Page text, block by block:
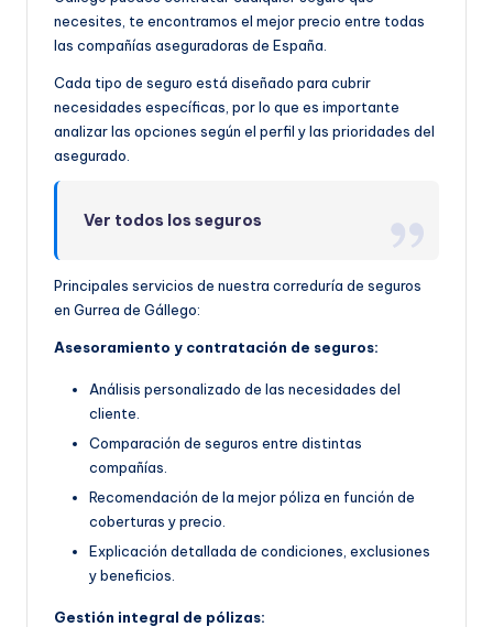
necesites, te encontramos el mejor precio entre todas
las compañías aseguradoras de España.
Cada tipo de seguro está diseñado para cubrir
necesidades específicas, por lo que es importante
analizar las opciones según el perfil y las prioridades del
asegurado.
Ver todos los seguros
Principales servicios de nuestra correduría de seguros
en Gurrea de Gállego:
Asesoramiento y contratación de seguros:
Análisis personalizado de las necesidades del
cliente.
Comparación de seguros entre distintas
compañías.
Recomendación de la mejor póliza en función de
coberturas y precio.
Explicación detallada de condiciones, exclusiones
y beneficios.
Gestión integral de pólizas: